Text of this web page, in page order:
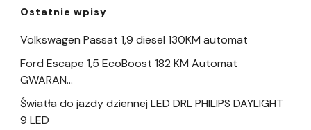
Ostatnie wpisy
Volkswagen Passat 1,9 diesel 130KM automat
Ford Escape 1,5 EcoBoost 182 KM Automat
GWARAN…
Światła do jazdy dziennej LED DRL PHILIPS DAYLIGHT
9 LED